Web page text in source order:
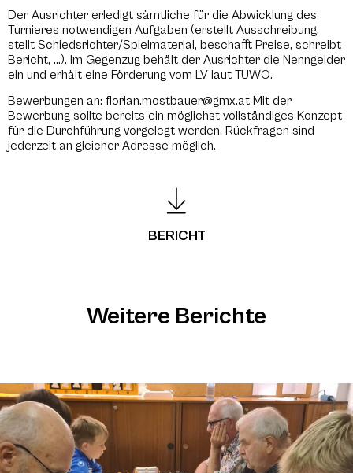
Der Ausrichter erledigt sämtliche für die Abwicklung des
Turnieres notwendigen Aufgaben (erstellt Ausschreibung,
stellt Schiedsrichter/Spielmaterial, beschafft Preise, schreibt
Bericht, …). Im Gegenzug behält der Ausrichter die Nenngelder
ein und erhält eine Förderung vom LV laut TUWO.
Bewerbungen an: florian.mostbauer@gmx.at Mit der
Bewerbung sollte bereits ein möglichst vollständiges Konzept
für die Durchführung vorgelegt werden. Rückfragen sind
jederzeit an gleicher Adresse möglich.
BERICHT
Weitere Berichte